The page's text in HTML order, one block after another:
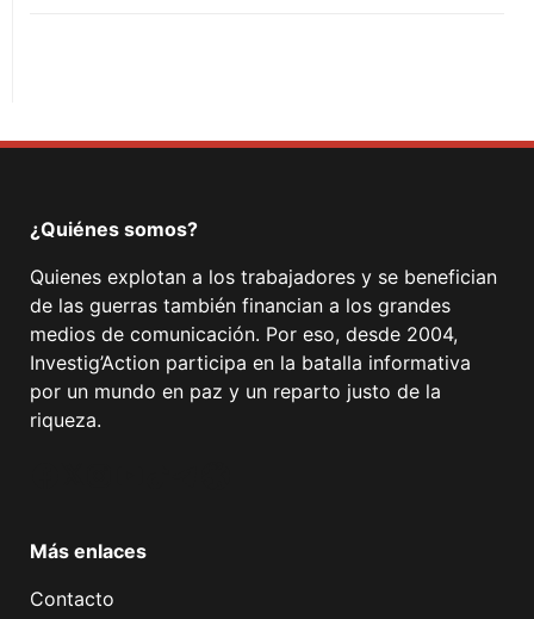
¿Quiénes somos?
Quienes explotan a los trabajadores y se benefician
de las guerras también financian a los grandes
medios de comunicación. Por eso, desde 2004,
Investig’Action participa en la batalla informativa
por un mundo en paz y un reparto justo de la
riqueza.
Más enlaces
Contacto